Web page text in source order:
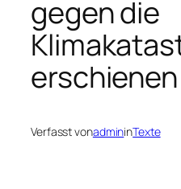
gegen die
erschienen
Verfasst vonadmininTexte